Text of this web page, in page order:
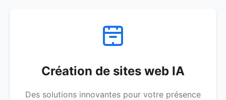
Création de sites web IA
Des solutions innovantes pour votre présence